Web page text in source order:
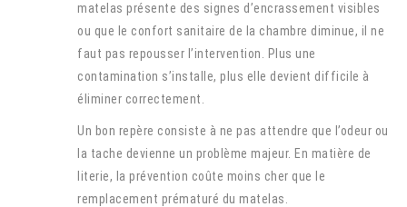
matelas présente des signes d’encrassement visibles
ou que le confort sanitaire de la chambre diminue, il ne
faut pas repousser l’intervention. Plus une
contamination s’installe, plus elle devient difficile à
éliminer correctement.
Un bon repère consiste à ne pas attendre que l’odeur ou
la tache devienne un problème majeur. En matière de
literie, la prévention coûte moins cher que le
remplacement prématuré du matelas.